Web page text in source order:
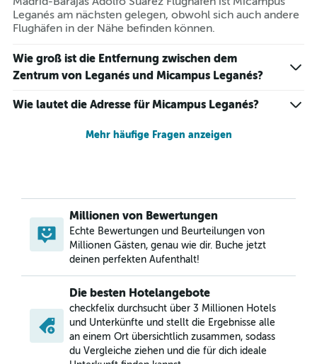
Leganés am nächsten gelegen, obwohl sich auch andere
Flughäfen in der Nähe befinden können.
Wie groß ist die Entfernung zwischen dem
Zentrum von Leganés und Micampus Leganés?
Wie lautet die Adresse für Micampus Leganés?
Mehr häufige Fragen anzeigen
Millionen von Bewertungen
Echte Bewertungen und Beurteilungen von
Millionen Gästen, genau wie dir. Buche jetzt
deinen perfekten Aufenthalt!
Die besten Hotelangebote
checkfelix durchsucht über 3 Millionen Hotels
und Unterkünfte und stellt die Ergebnisse alle
an einem Ort übersichtlich zusammen, sodass
du Vergleiche ziehen und die für dich ideale